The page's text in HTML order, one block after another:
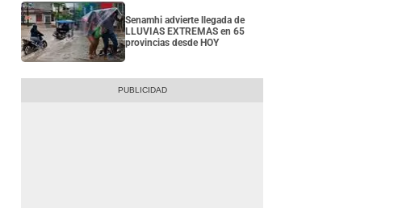
Senamhi advierte llegada de
LLUVIAS EXTREMAS en 65
provincias desde HOY